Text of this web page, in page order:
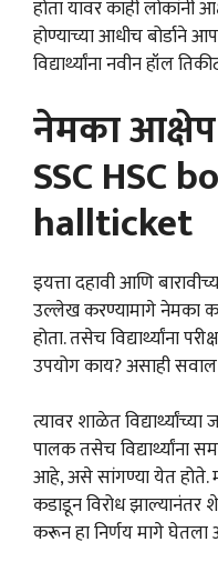
होता यावर काही लोकांनी
होण्याच्या आधीच बोर्डाने
विद्यार्थ्यांना नवीन हॉल
नेमका
SSC HSC
hallticket
इयत्ता दहावी आणि
उल्लेख करण्यामागे नेमका
होता. तसेच विद्यार्थ्यांना
उपयोग काय? असाही
त्यावर शाळेत
पालक तसेच विद्यार्थ्यांना
आहे, असे सांगण्या येत होते.
कडाडून विरोध झाल्यानंतर
करून हा निर्णय मागे